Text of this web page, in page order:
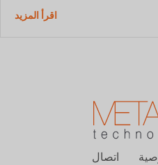
اقرأ المزيداستخدام
اتصال